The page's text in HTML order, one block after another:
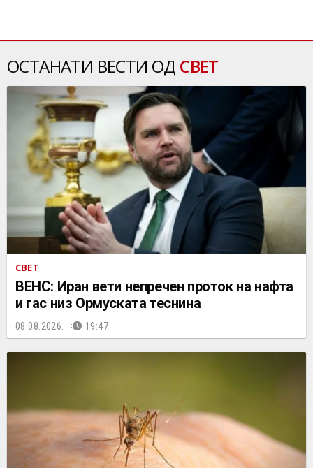
ОСТАНАТИ ВЕСТИ ОД СВЕТ
СВЕТ
ВЕНС: Иран вети непречен проток на нафта
и гас низ Ормуската теснина
08.08.2026. 19:47